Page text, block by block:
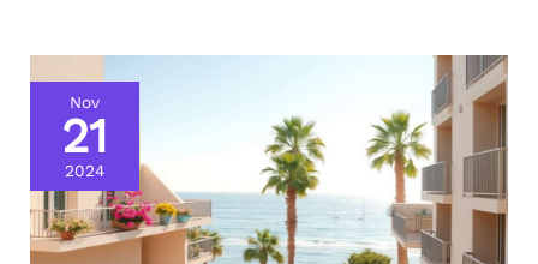
Nov
21
2024